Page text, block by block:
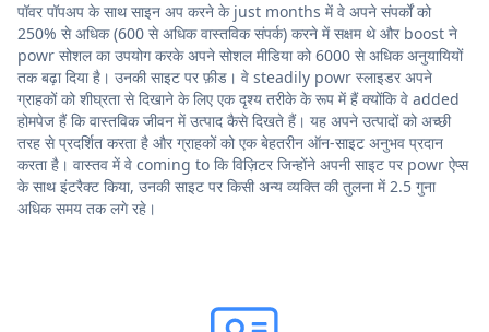
पॉवर पॉपअप के साथ साइन अप करने के just months में वे अपने संपर्कों को
250% से अधिक (600 से अधिक वास्तविक संपर्क) करने में सक्षम थे और boost ने
powr सोशल का उपयोग करके अपने सोशल मीडिया को 6000 से अधिक अनुयायियों
तक बढ़ा दिया है। उनकी साइट पर फ़ीड। वे steadily powr स्लाइडर अपने
ग्राहकों को शीघ्रता से दिखाने के लिए एक दृश्य तरीके के रूप में हैं क्योंकि वे added
होमपेज हैं कि वास्तविक जीवन में उत्पाद कैसे दिखते हैं। यह अपने उत्पादों को अच्छी
तरह से प्रदर्शित करता है और ग्राहकों को एक बेहतरीन ऑन-साइट अनुभव प्रदान
करता है। वास्तव में वे coming to कि विज़िटर जिन्होंने अपनी साइट पर powr ऐप्स
के साथ इंटरैक्ट किया, उनकी साइट पर किसी अन्य व्यक्ति की तुलना में 2.5 गुना
अधिक समय तक लगे रहे।